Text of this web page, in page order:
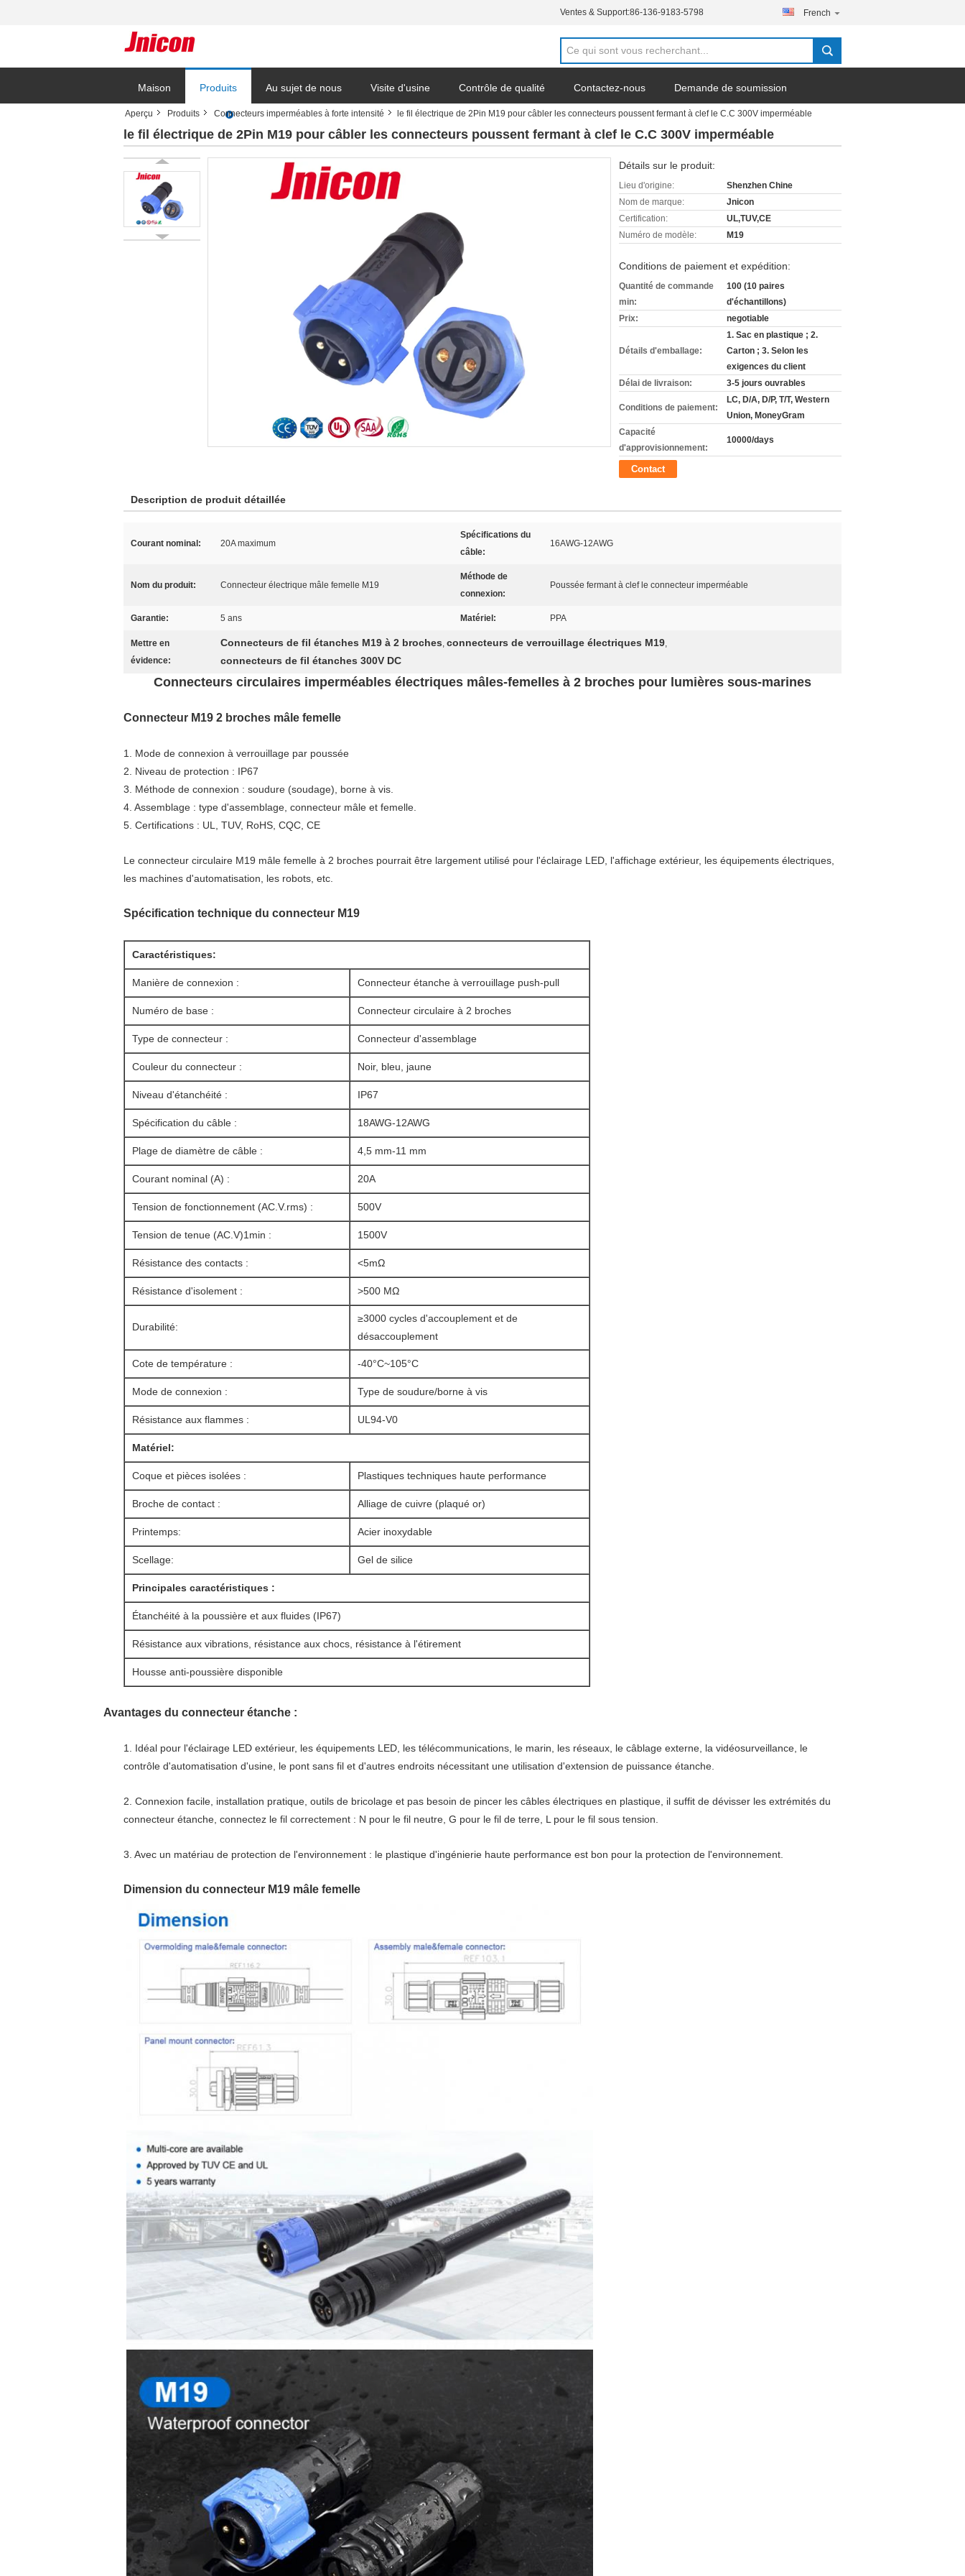
Ventes & Support:86-136-9183-5798 French
Maison Produits Au sujet de nous Visite d'usine Contrôle de qualité Contactez-nous Demande de soumission
Blog
Aperçu Produits Connecteurs imperméables à forte intensité le fil électrique de 2Pin M19 pour câbler les connecteurs poussent fermant à clef le C.C 300V imperméable
le fil électrique de 2Pin M19 pour câbler les connecteurs poussent fermant à clef le C.C 300V imperméable
Détails sur le produit:
Lieu d'origine:
Shenzhen Chine
Nom de marque:
Jnicon
Certification:
UL,TUV,CE
Numéro de modèle:
M19
Conditions de paiement et expédition:
Quantité de commande
min:
100 (10 paires
d'échantillons)
Prix:
negotiable
Détails d'emballage:
1. Sac en plastique ; 2.
Carton ; 3. Selon les
exigences du client
Délai de livraison:
3-5 jours ouvrables
Conditions de paiement:
LC, D/A, D/P, T/T, Western
Union, MoneyGram
Capacité
d'approvisionnement:
10000/days
Contact
Description de produit détaillée
Courant nominal: 20A maximum
Spécifications du
câble:
16AWG-12AWG
Nom du produit: Connecteur électrique mâle femelle M19
Méthode de
connexion:
Poussée fermant à clef le connecteur imperméable
Garantie: 5 ans Matériel: PPA
Mettre en
évidence:
Connecteurs de fil étanches M19 à 2 broches, connecteurs de verrouillage électriques M19,
connecteurs de fil étanches 300V DC
Connecteurs circulaires imperméables électriques mâles-femelles à 2 broches pour lumières sous-marines
Connecteur M19 2 broches mâle femelle
1. Mode de connexion à verrouillage par poussée
2. Niveau de protection : IP67
3. Méthode de connexion : soudure (soudage), borne à vis.
4. Assemblage : type d'assemblage, connecteur mâle et femelle.
5. Certifications : UL, TUV, RoHS, CQC, CE
Le connecteur circulaire M19 mâle femelle à 2 broches pourrait être largement utilisé pour l'éclairage LED, l'affichage extérieur, les équipements électriques,
les machines d'automatisation, les robots, etc.
Spécification technique du connecteur M19
Caractéristiques:
Manière de connexion : Connecteur étanche à verrouillage push-pull
Numéro de base : Connecteur circulaire à 2 broches
Type de connecteur : Connecteur d'assemblage
Couleur du connecteur : Noir, bleu, jaune
Niveau d'étanchéité : IP67
Spécification du câble : 18AWG-12AWG
Plage de diamètre de câble : 4,5 mm-11 mm
Courant nominal (A) : 20A
Tension de fonctionnement (AC.V.rms) : 500V
Tension de tenue (AC.V)1min : 1500V
Résistance des contacts : <5mΩ
Résistance d'isolement : >500 MΩ
Durabilité:
≥3000 cycles d'accouplement et de
désaccouplement
Cote de température : -40°C~105°C
Mode de connexion : Type de soudure/borne à vis
Résistance aux flammes : UL94-V0
Matériel:
Coque et pièces isolées : Plastiques techniques haute performance
Broche de contact : Alliage de cuivre (plaqué or)
Printemps: Acier inoxydable
Scellage: Gel de silice
Principales caractéristiques :
Étanchéité à la poussière et aux fluides (IP67)
Résistance aux vibrations, résistance aux chocs, résistance à l'étirement
Housse anti-poussière disponible
Avantages du connecteur étanche :
1. Idéal pour l'éclairage LED extérieur, les équipements LED, les télécommunications, le marin, les réseaux, le câblage externe, la vidéosurveillance, le
contrôle d'automatisation d'usine, le pont sans fil et d'autres endroits nécessitant une utilisation d'extension de puissance étanche.
2. Connexion facile, installation pratique, outils de bricolage et pas besoin de pincer les câbles électriques en plastique, il suffit de dévisser les extrémités du
connecteur étanche, connectez le fil correctement : N pour le fil neutre, G pour le fil de terre, L pour le fil sous tension.
3. Avec un matériau de protection de l'environnement : le plastique d'ingénierie haute performance est bon pour la protection de l'environnement.
Dimension du connecteur M19 mâle femelle